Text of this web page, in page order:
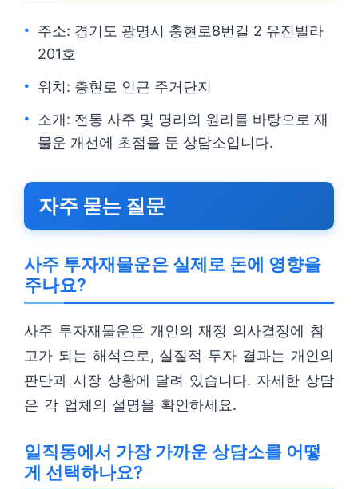
주소: 경기도 광명시 충현로8번길 2 유진빌라
201호
위치: 충현로 인근 주거단지
소개: 전통 사주 및 명리의 원리를 바탕으로 재
물운 개선에 초점을 둔 상담소입니다.
자주 묻는 질문
사주 투자재물운은 실제로 돈에 영향을
주나요?
사주 투자재물운은 개인의 재정 의사결정에 참
고가 되는 해석으로, 실질적 투자 결과는 개인의
판단과 시장 상황에 달려 있습니다. 자세한 상담
은 각 업체의 설명을 확인하세요.
일직동에서 가장 가까운 상담소를 어떻
게 선택하나요?